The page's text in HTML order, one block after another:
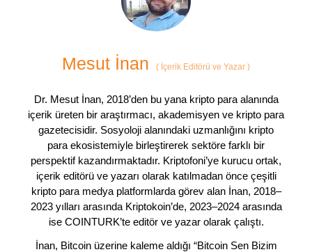
Mesut İnan ( İçerik Editörü ve Yazar )
Dr. Mesut İnan, 2018’den bu yana kripto para alanında
içerik üreten bir araştırmacı, akademisyen ve kripto para
gazetecisidir. Sosyoloji alanındaki uzmanlığını kripto
para ekosistemiyle birleştirerek sektöre farklı bir
perspektif kazandırmaktadır. Kriptofoni’ye kurucu ortak,
içerik editörü ve yazarı olarak katılmadan önce çeşitli
kripto para medya platformlarda görev alan İnan, 2018–
2023 yılları arasında Kriptokoin’de, 2023–2024 arasında
ise COINTURK’te editör ve yazar olarak çalıştı.
İnan, Bitcoin üzerine kaleme aldığı “Bitcoin Sen Bizim